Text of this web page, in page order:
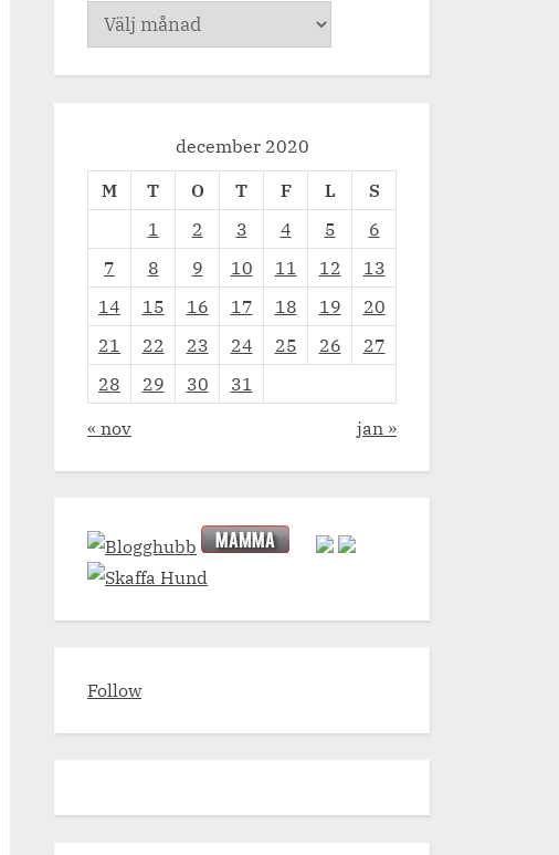
Arkiv
december 2020
M
T O T F L
S
1
2 3 4 5
6
7
8 9 10 11 12
13
14
15 16 17 18 19
20
21
22 23 24 25 26
27
28
29 30
31
« nov
jan »
Follow